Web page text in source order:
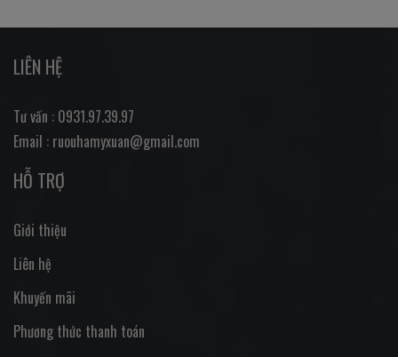
LIÊN HỆ
Tư vấn : 0931.97.39.97
Email : ruouhamyxuan@gmail.com
HỖ TRỢ
Giới thiệu
Liên hệ
Khuyến mãi
Phương thức thanh toán